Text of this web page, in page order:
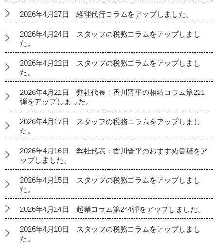
2026年4月27日 経理代行コラムをアップしました。
2026年4月24日 スタッフの税務コラムをアップしまし
た。
2026年4月22日 スタッフの税務コラムをアップしまし
た。
2026年4月21日 弊社代表：香川晋平の相続コラム第221
弾をアップしました。
2026年4月17日 スタッフの税務コラムをアップしまし
た。
2026年4月16日 弊社代表：香川晋平のおすすめ書籍をア
ップしました。
2026年4月15日 スタッフの税務コラムをアップしまし
た。
2026年4月14日 起業コラム第244弾をアップしました。
2026年4月10日 スタッフの税務コラムをアップしまし
た。